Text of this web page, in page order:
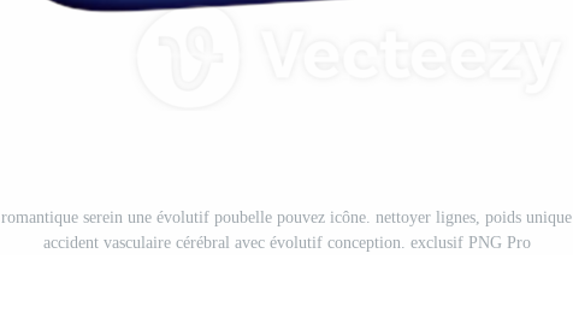
romantique serein une évolutif poubelle pouvez icône. nettoyer lignes, poids unique
accident vasculaire cérébral avec évolutif conception. exclusif PNG Pro